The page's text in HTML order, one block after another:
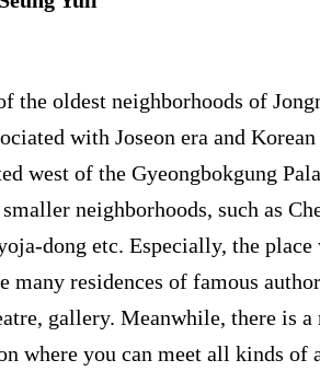
the oldest neighborhoods of
with Joseon era and
west of the Gyeongbokgung
neighborhoods, such as
dong etc. Especially, the
many residences of famous
gallery. Meanwhile, there is a
where you can meet all kinds of